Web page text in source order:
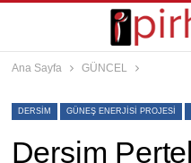
Ana Sayfa GÜNCEL
DERSIM GÜNEŞ ENERJISI PROJESI
Dersim